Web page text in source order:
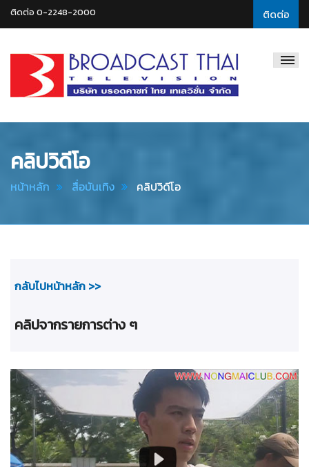
ติดต่อ
ติดต่อ 0-2248-2000
Thai
คลิปวิดีโอ
หน้าหลัก สื่อบันเทิง คลิปวิดีโอ
กลับไปหน้าหลัก >>
คลิปจากรายการต่าง ๆ